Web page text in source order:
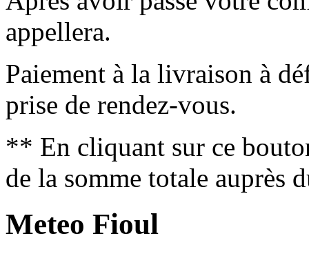
appellera.
Paiement à la livraison à
prise de rendez-vous.
** En cliquant sur ce
de la somme totale auprès
Meteo Fioul